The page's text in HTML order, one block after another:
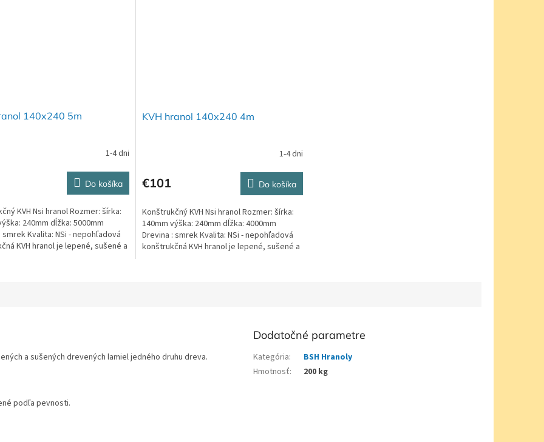
140x240 5m
1-4 dni
Do košíka
KVH Nsi hranol Rozmer: šírka:
240mm dĺžka: 5000mm
smrek Kvalita: NSi - nepohľadová
KVH hranol je lepené, sušené a
KVH hranol 140x240 4m
1-4 dni
€101 Do košíka
Konštrukčný KVH Nsi hranol Rozmer: šírka:
140mm výška: 240mm dĺžka: 4000mm
Drevina : smrek Kvalita: NSi - nepohľadová
konštrukčná KVH hranol je lepené, sušené a
a sušených drevených lamiel jedného druhu dreva.
podľa pevnosti.
Dodatočné parametre
Kategória:
BSH Hranoly
Hmotnosť: 200 kg